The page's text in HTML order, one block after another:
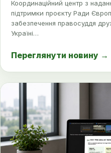
Координаційний центр з
підтримки проєкту Ради
забезпечення правосуддя
Україні…
Переглянути новину →